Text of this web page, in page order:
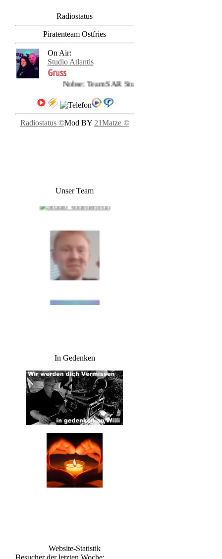
Radiostatus
Piratenteam Ostfries
On Air:
Studio Atlantis
Nobse: Team SAR Studio Atlantis Rhauderfehn
Radiostatus ©Mod BY 21Matze ©
Unser Team
In Gedenken
Website-Statistik
Besucher der letzten Woche: